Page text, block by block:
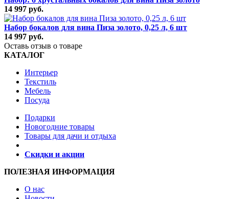
14 997 руб.
Набор бокалов для вина Пиза золото, 0,25 л, 6 шт
14 997 руб.
Оставь отзыв о товаре
КАТАЛОГ
Интерьер
Текстиль
Мебель
Посуда
Подарки
Новогодние товары
Товары для дачи и отдыха
Скидки и акции
ПОЛЕЗНАЯ ИНФОРМАЦИЯ
О нас